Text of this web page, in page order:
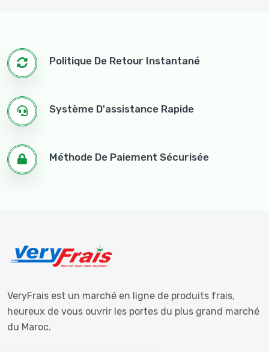
Politique De Retour Instantané
Système D'assistance Rapide
Méthode De Paiement Sécurisée
VeryFrais est un marché en ligne de produits frais,
heureux de vous ouvrir les portes du plus grand marché
du Maroc.